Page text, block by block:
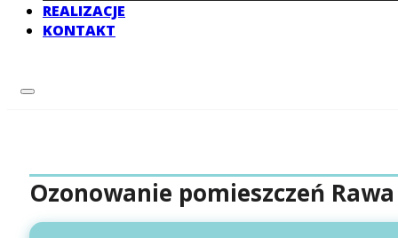
REALIZACJE
KONTAKT
Ozonowanie pomieszczeń